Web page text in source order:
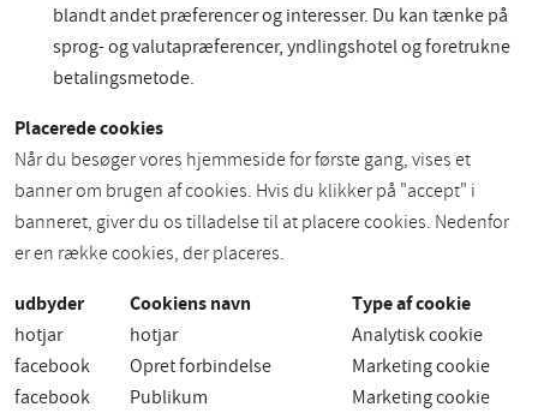
blandt andet præferencer og interesser. Du kan tænke på
sprog- og valutapræferencer, yndlingshotel og foretrukne
betalingsmetode.
Placerede cookies
Når du besøger vores hjemmeside for første gang, vises et
banner om brugen af cookies. Hvis du klikker på "accept" i
banneret, giver du os tilladelse til at placere cookies. Nedenfor
er en række cookies, der placeres.
udbyder Cookiens navn Type af cookie
hotjar hotjar
Analytisk cookie
facebook
Opret forbindelse
Marketing cookie
facebook
Publikum
Marketing cookie